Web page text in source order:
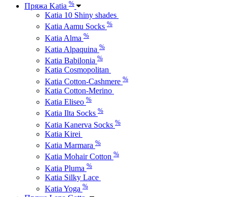
Пряжа Katia %
Katia 10 Shiny shades
Katia Aamu Socks %
Katia Alma %
Katia Alpaquina %
Katia Babilonia %
Katia Cosmopolitan
Katia Cotton-Cashmere %
Katia Cotton-Merino
Katia Eliseo %
Katia Ilta Socks %
Katia Kanerva Socks %
Katia Kirei
Katia Marmara %
Katia Mohair Cotton %
Katia Pluma %
Katia Silky Lace
Katia Yoga %